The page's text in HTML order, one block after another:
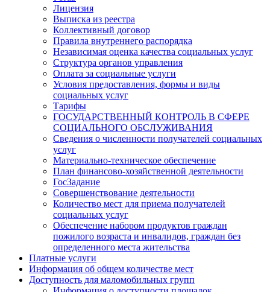
Лицензия
Выписка из реестра
Коллективный договор
Правила внутреннего распорядка
Независимая оценка качества социальных услуг
Структура органов управления
Оплата за социальные услуги
Условия предоставления, формы и виды
социальных услуг
Тарифы
ГОСУДАРСТВЕННЫЙ КОНТРОЛЬ В СФЕРЕ
СОЦИАЛЬНОГО ОБСЛУЖИВАНИЯ
Сведения о численности получателей социальных
услуг
Материально-техническое обеспечение
План финансово-хозяйственной деятельности
ГосЗадание
Совершенствование деятельности
Количество мест для приема получателей
социальных услуг
Обеспечение набором продуктов граждан
пожилого возраста и инвалидов, граждан без
определенного места жительства
Платные услуги
Информация об общем количестве мест
Доступность для маломобильных групп